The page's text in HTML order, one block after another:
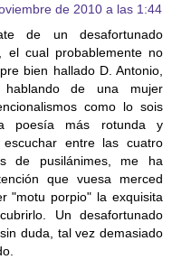
de 2010 a las 1:44
de un desafortunado
el cual probablemente no
bien hallado D. Antonio,
hablando de una mujer
como lo sois
poesía más rotunda y
entre las cuatro
de pusilánimes, me ha
que vuesa merced
"motu porpio" la exquisita
Un desafortunado
duda, tal vez demasiado